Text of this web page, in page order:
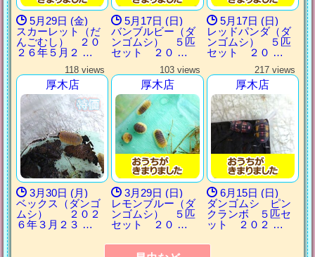
5月29日 (金)
スカーレット（だ
んごむし） ２０
２６年５月２ …
5月17日 (日)
バンブルビー（ダ
ンゴムシ） ５匹
セット ２０ …
5月17日 (日)
レッドパンダ（ダ
ンゴムシ） ５匹
セット ２０ …
118 views
厚木店
3月30日 (月)
ベックス（ダンゴ
ムシ） ２０２
６年３月２３ …
103 views
厚木店
3月29日 (日)
レモンブルー（ダ
ンゴムシ） ５匹
セット ２０ …
217 views
厚木店
6月15日 (日)
ダンゴムシ ピン
クランボ ５匹セ
ット ２０２ …